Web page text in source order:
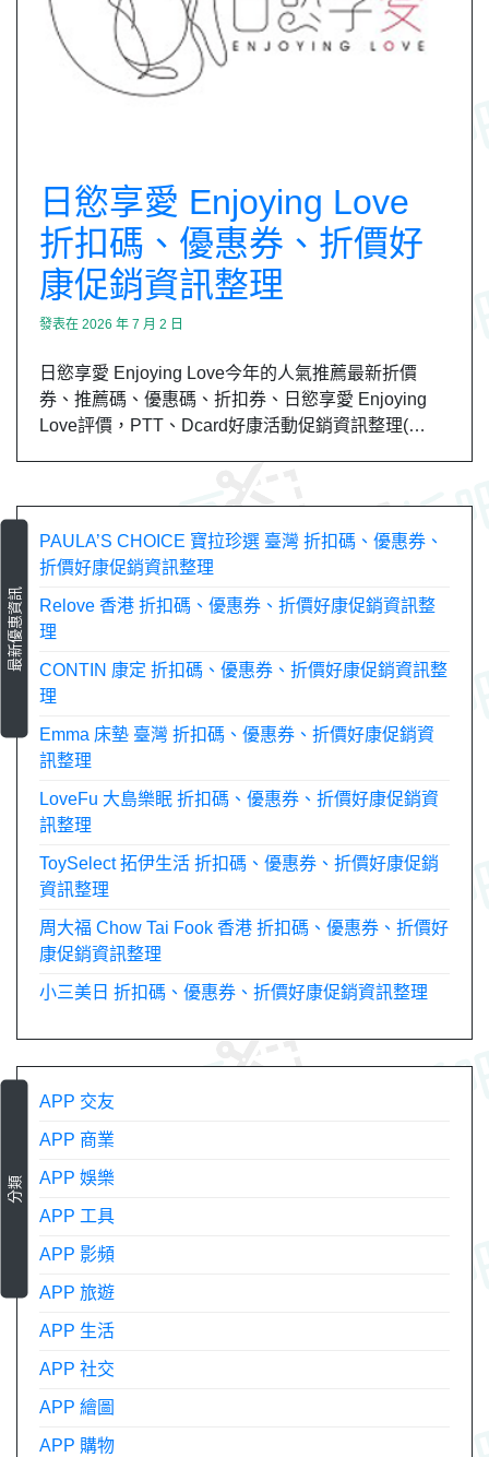
日慾享愛 Enjoying Love
折扣碼、優惠券、折價好
康促銷資訊整理
發表在 2026 年 7 月 2 日
日慾享愛 Enjoying Love今年的人氣推薦最新折價
券、推薦碼、優惠碼、折扣券、日慾享愛 Enjoying
Love評價，PTT、Dcard好康活動促銷資訊整理(…
最新優惠資訊
PAULA’S CHOICE 寶拉珍選 臺灣 折扣碼、優惠券、
折價好康促銷資訊整理
Relove 香港 折扣碼、優惠券、折價好康促銷資訊整
理
CONTIN 康定 折扣碼、優惠券、折價好康促銷資訊整
理
Emma 床墊 臺灣 折扣碼、優惠券、折價好康促銷資
訊整理
LoveFu 大島樂眠 折扣碼、優惠券、折價好康促銷資
訊整理
ToySelect 拓伊生活 折扣碼、優惠券、折價好康促銷
資訊整理
周大福 Chow Tai Fook 香港 折扣碼、優惠券、折價好
康促銷資訊整理
小三美日 折扣碼、優惠券、折價好康促銷資訊整理
分類
APP 交友
APP 商業
APP 娛樂
APP 工具
APP 影頻
APP 旅遊
APP 生活
APP 社交
APP 繪圖
APP 購物